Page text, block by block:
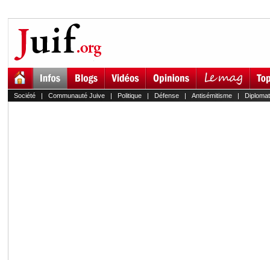
Société| Communauté Juive| Politique| Défense| Antisémitisme|